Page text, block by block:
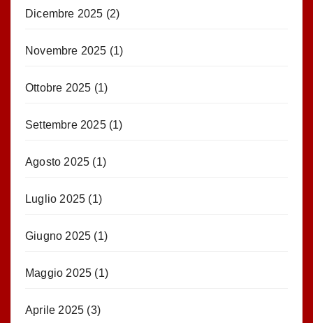
Dicembre 2025 (2)
Novembre 2025 (1)
Ottobre 2025 (1)
Settembre 2025(1)
Agosto 2025 (1)
Luglio 2025 (1)
Giugno 2025 (1)
Maggio 2025 (1)
Aprile 2025 (3)